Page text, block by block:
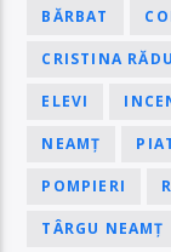
BĂRBAT
CRISTINA
ELEVI
NEAMȚ
POMPIERI
TÂRGU NEAMȚ